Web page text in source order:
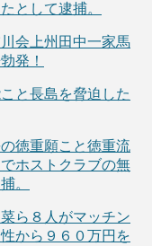
として逮捕。
会上州田中一家馬
発！
と長島を脅迫した
徳重願こと徳重流
ホストクラブの無
。
ら８人がマッチン
から９６０万円を